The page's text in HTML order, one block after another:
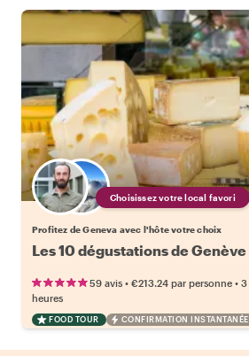
Choisissez votre local favori
Profitez de Geneva avec l'hôte votre choix
Les 10 dégustations de Genève
59 avis • €213.24 par personne • 3
heures
FOOD TOUR CONFIRMATION INSTANTANÉE